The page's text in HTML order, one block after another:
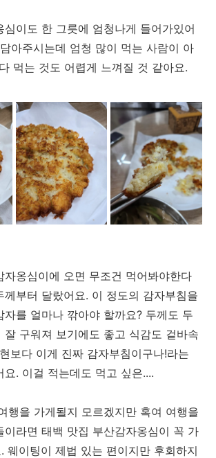
심이도 한 그릇에 엄청나게 들어가있어
아주시는데 엄청 많이 먹는 사람이 아
먹는 것도 어렵게 느껴질 것 같아요.
자옹심이에 오면 무조건 먹어봐야한다
께부터 달랐어요. 이 정도의 감자부침을
자를 얼마나 깎아야 할까요? 두께도 두
잘 구워져 보기에도 좋고 식감도 겉바속
보다 이게 진짜 감자부침이구나!라는
요. 이걸 적는데도 먹고 싶은....
행을 가게될지 모르겠지만 혹여 여행을
이라면 태백 맛집 부산감자옹심이 꼭 가
웨이팅이 제법 있는 편이지만 후회하지